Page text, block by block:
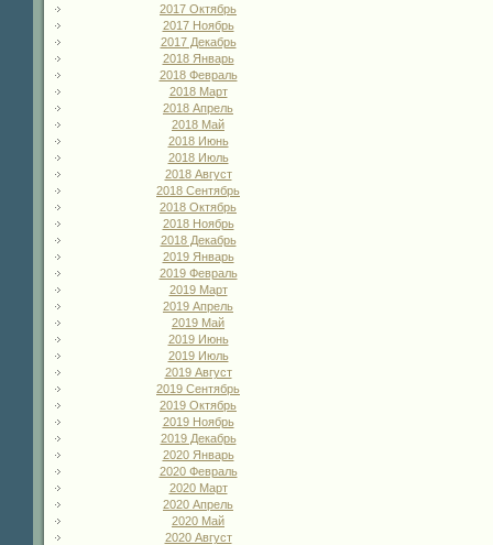
2017 Октябрь
2017 Ноябрь
2017 Декабрь
2018 Январь
2018 Февраль
2018 Март
2018 Апрель
2018 Май
2018 Июнь
2018 Июль
2018 Август
2018 Сентябрь
2018 Октябрь
2018 Ноябрь
2018 Декабрь
2019 Январь
2019 Февраль
2019 Март
2019 Апрель
2019 Май
2019 Июнь
2019 Июль
2019 Август
2019 Сентябрь
2019 Октябрь
2019 Ноябрь
2019 Декабрь
2020 Январь
2020 Февраль
2020 Март
2020 Апрель
2020 Май
2020 Август